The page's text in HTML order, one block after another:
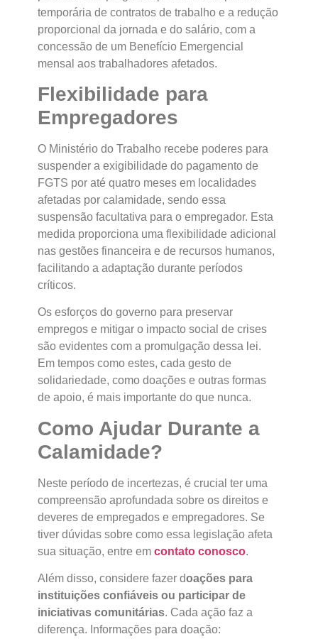
temporária de contratos de trabalho e a redução
proporcional da jornada e do salário, com a
concessão de um Benefício Emergencial
mensal aos trabalhadores afetados.
Flexibilidade para
Empregadores
O Ministério do Trabalho recebe poderes para
suspender a exigibilidade do pagamento de
FGTS por até quatro meses em localidades
afetadas por calamidade, sendo essa
suspensão facultativa para o empregador. Esta
medida proporciona uma flexibilidade adicional
nas gestões financeira e de recursos humanos,
facilitando a adaptação durante períodos
críticos.
Os esforços do governo para preservar
empregos e mitigar o impacto social de crises
são evidentes com a promulgação dessa lei.
Em tempos como estes, cada gesto de
solidariedade, como doações e outras formas
de apoio, é mais importante do que nunca.
Como Ajudar Durante a
Calamidade?
Neste período de incertezas, é crucial ter uma
compreensão aprofundada sobre os direitos e
deveres de empregados e empregadores. Se
tiver dúvidas sobre como essa legislação afeta
sua situação, entre em contato conosco.
Além disso, considere fazer doações para
instituições confiáveis ou participar de
iniciativas comunitárias. Cada ação faz a
diferença. Informações para doação: